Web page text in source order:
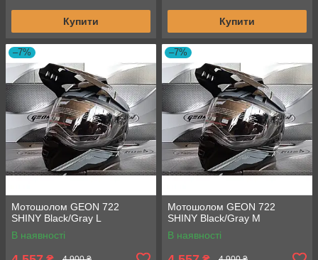
Купити Купити
–7%
Мотошолом GEON 722
SHINY Black/Gray L
В наявності
–7%
Мотошолом GEON 722
SHINY Black/Gray M
В наявності